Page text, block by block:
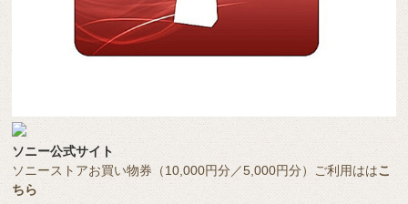
ソニー公式サイト
ソニーストアお買い物券（10,000円分／5,000円分）ご利用ははこ
ちら